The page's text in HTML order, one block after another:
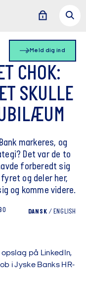
Meld dig ind
CHOK:
SKULLE
markeres, og
Det var de to
forberedt sig
og deler her,
og komme videre.
DANSK / ENGLISH
opslag på LinkedIn,
i Jyske Banks HR-